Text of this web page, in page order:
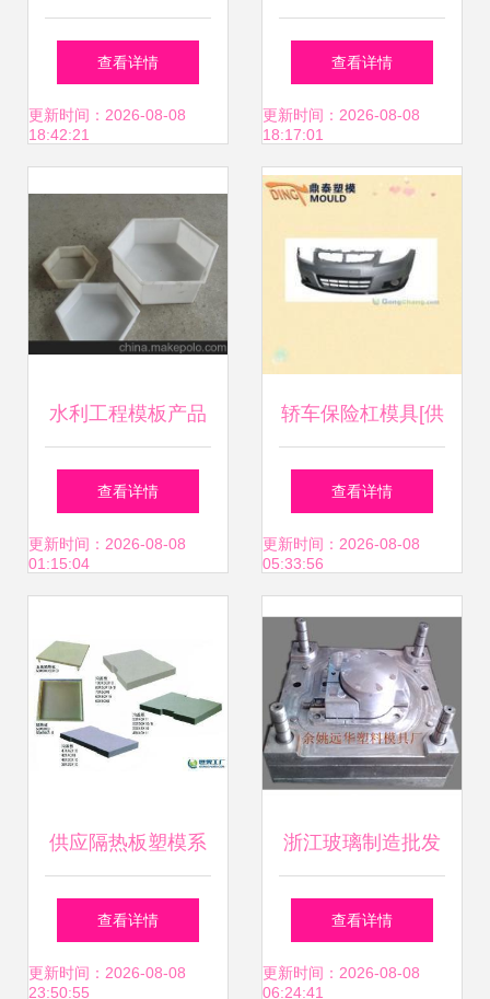
壳塑料模具/加工定
制塑料模子-塑料模
佳达塑.
查看详情
更新时间：2026-08-08
18:42:21
查看详情
更新时间：2026-08-08
18:17:01
水利工程模板产品
图片水泥六角砖塑
料模具图片,水利工
泥六角砖塑料模具
图片大全,保定卫东
查看详情
更新时间：2026-08-08
01:15:04
轿车保险杠模具[供
应]_轿车保险杠模
具价格_轿车保险
杠模具厂家_世界
工厂网产品信息库
查看详情
更新时间：2026-08-08
05:33:56
供应隔热板塑模系
列价格_供应隔热
板塑模系列厂家_
查看详情
更新时间：2026-08-08
23:50:55
浙江玻璃制造批发
玻璃制造供应 玻璃
制造厂家
查看详情
更新时间：2026-08-08
06:24:41